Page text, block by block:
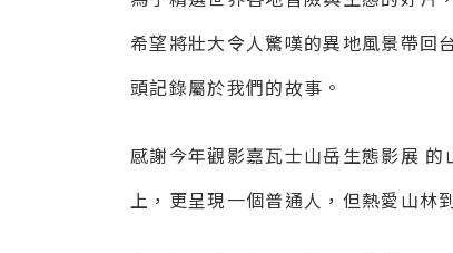
希望將壯大令人驚嘆的異地風景帶回
頭記錄屬於我們的故事。
感謝今年觀影嘉瓦士山岳生態影展
上，更呈現一個普通人，但熱愛山林